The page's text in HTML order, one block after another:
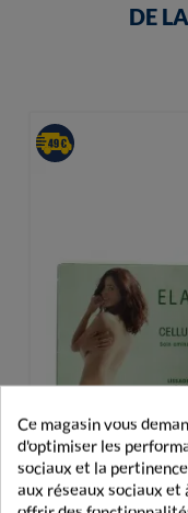
DE
Ce magasin vous
d'optimiser les
sociaux et la
aux réseaux sociaux